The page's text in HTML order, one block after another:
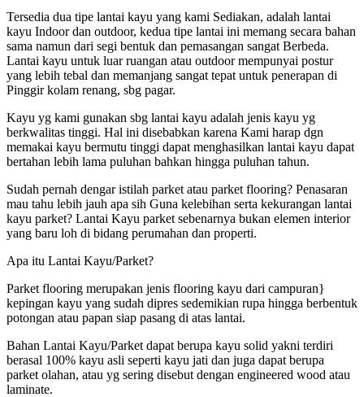
Tersedia dua tipe lantai kayu yang kami Sediakan, adalah lantai
kayu Indoor dan outdoor, kedua tipe lantai ini memang secara bahan
sama namun dari segi bentuk dan pemasangan sangat Berbeda.
Lantai kayu untuk luar ruangan atau outdoor mempunyai postur
yang lebih tebal dan memanjang sangat tepat untuk penerapan di
Pinggir kolam renang, sbg pagar.
Kayu yg kami gunakan sbg lantai kayu adalah jenis kayu yg
berkwalitas tinggi. Hal ini disebabkan karena Kami harap dgn
memakai kayu bermutu tinggi dapat menghasilkan lantai kayu dapat
bertahan lebih lama puluhan bahkan hingga puluhan tahun.
Sudah pernah dengar istilah parket atau parket flooring? Penasaran
mau tahu lebih jauh apa sih Guna kelebihan serta kekurangan lantai
kayu parket? Lantai Kayu parket sebenarnya bukan elemen interior
yang baru loh di bidang perumahan dan properti.
Apa itu Lantai Kayu/Parket?
Parket flooring merupakan jenis flooring kayu dari campuran}
kepingan kayu yang sudah dipres sedemikian rupa hingga berbentuk
potongan atau papan siap pasang di atas lantai.
Bahan Lantai Kayu/Parket dapat berupa kayu solid yakni terdiri
berasal 100% kayu asli seperti kayu jati dan juga dapat berupa
parket olahan, atau yg sering disebut dengan engineered wood atau
laminate.